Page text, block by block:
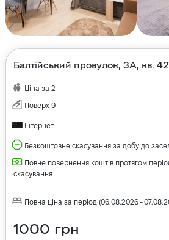
Балтійський провулок, 3А, кв.
Ціна за 2
Поверх 9
Інтернет
Безкоштовне скасування за добу до
Повне повернення коштів протягом
скасування
Повна ціна за період (06.08.2026-
1000 грн